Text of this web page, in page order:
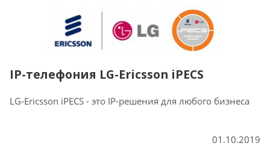
IP-телефония LG-Ericsson iPECS
LG-Ericsson iPECS - это IP-решения для любого бизнеса
01.10.2019